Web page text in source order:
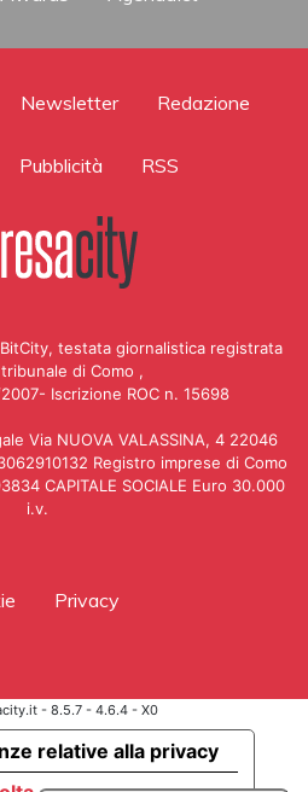
Newsletter Redazione
Pubblicità RSS
testata giornalistica registrata
di Como ,
Iscrizione ROC n. 15698
Via NUOVA VALASSINA, 4 22046
Registro imprese di Como
CAPITALE SOCIALE Euro 30.000
i.v.
Privacy
- 8.5.7 - 4.6.4 - X0
relative alla privacy